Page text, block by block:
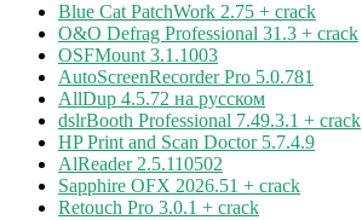
Blue Cat PatchWork 2.75 + crack
O&O Defrag Professional 31.3 + crack
OSFMount 3.1.1003
AutoScreenRecorder Pro 5.0.781
AllDup 4.5.72 на русском
dslrBooth Professional 7.49.3.1 + crack
HP Print and Scan Doctor 5.7.4.9
AlReader 2.5.110502
Sapphire OFX 2026.51 + crack
Retouch Pro 3.0.1 + crack